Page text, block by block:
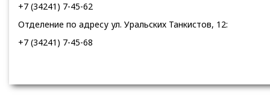
+7 (34241) 7-45-62
Отделение по адресу ул. Уральских Танкистов, 12:
+7 (34241) 7-45-68